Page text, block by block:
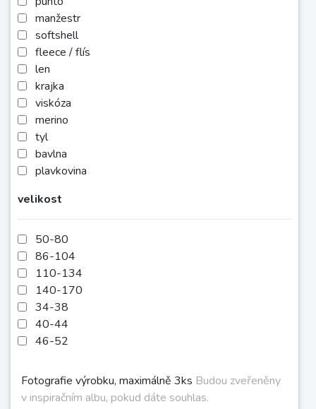
manžestr
softshell
fleece / flís
len
krajka
viskóza
merino
tyl
bavlna
plavkovina
velikost
50-80
86-104
110-134
140-170
34-38
40-44
46-52
Fotografie výrobku, maximálně 3ks Budou zveřeněny
v inspiračním albu, pokud dáte souhlas.